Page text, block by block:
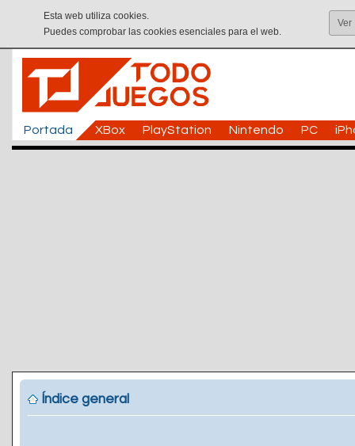
Esta web utiliza cookies.
Puedes comprobar las cookies esenciales para el web.
Ver
Portada XBox PlayStation Nintendo PC
Índice general